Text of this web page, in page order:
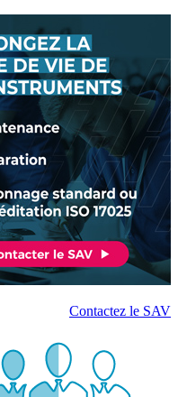
Contactez le SAV